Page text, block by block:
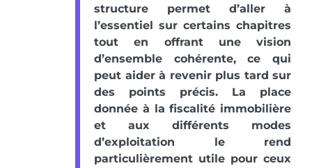
structure permet d’aller à
l’essentiel sur certains chapitres
tout en offrant une vision
d’ensemble cohérente, ce qui
peut aider à revenir plus tard sur
des points précis. La place
donnée à la fiscalité immobilière
et aux différents modes
d’exploitation le rend
particulièrement utile pour ceux